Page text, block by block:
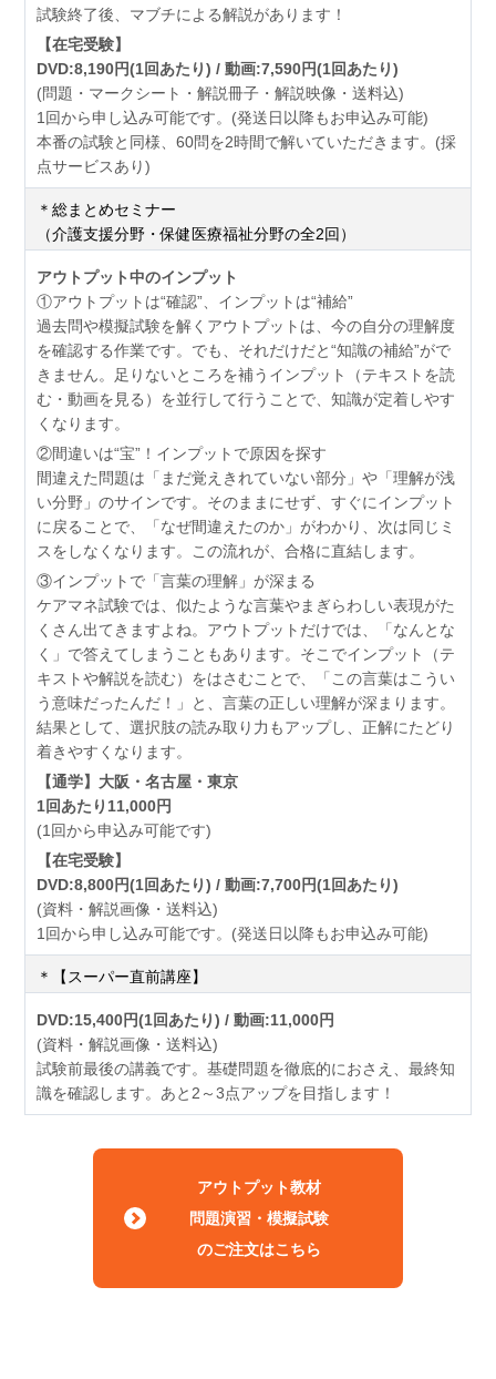
試験終了後、マブチによる解説があります！
【在宅受験】
DVD:8,190円(1回あたり) / 動画:7,590円(1回あたり)
(問題・マークシート・解説冊子・解説映像・送料込)
1回から申し込み可能です。(発送日以降もお申込み可能)
本番の試験と同様、60問を2時間で解いていただきます。(採
点サービスあり)
＊総まとめセミナー
（介護支援分野・保健医療福祉分野の全2回）
アウトプット中のインプット
①アウトプットは“確認”、インプットは“補給”
過去問や模擬試験を解くアウトプットは、今の自分の理解度
を確認する作業です。でも、それだけだと“知識の補給”がで
きません。足りないところを補うインプット（テキストを読
む・動画を見る）を並行して行うことで、知識が定着しやす
くなります。
②間違いは“宝”！インプットで原因を探す
間違えた問題は「まだ覚えきれていない部分」や「理解が浅
い分野」のサインです。そのままにせず、すぐにインプット
に戻ることで、「なぜ間違えたのか」がわかり、次は同じミ
スをしなくなります。この流れが、合格に直結します。
③インプットで「言葉の理解」が深まる
ケアマネ試験では、似たような言葉やまぎらわしい表現がた
くさん出てきますよね。アウトプットだけでは、「なんとな
く」で答えてしまうこともあります。そこでインプット（テ
キストや解説を読む）をはさむことで、「この言葉はこうい
う意味だったんだ！」と、言葉の正しい理解が深まります。
結果として、選択肢の読み取り力もアップし、正解にたどり
着きやすくなります。
【通学】大阪・名古屋・東京
1回あたり11,000円
(1回から申込み可能です)
【在宅受験】
DVD:8,800円(1回あたり) / 動画:7,700円(1回あたり)
(資料・解説画像・送料込)
1回から申し込み可能です。(発送日以降もお申込み可能)
＊【スーパー直前講座】
DVD:15,400円(1回あたり) / 動画:11,000円
(資料・解説画像・送料込)
試験前最後の講義です。基礎問題を徹底的におさえ、最終知
識を確認します。あと2～3点アップを目指します！
アウトプット教材
問題演習・模擬試験
のご注文はこちら